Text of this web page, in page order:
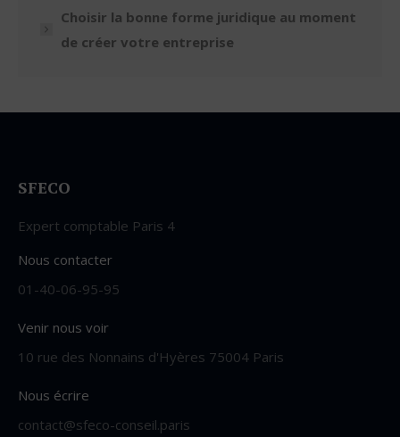
Choisir la bonne forme juridique au moment
de créer votre entreprise
SFECO
Expert comptable Paris 4
Nous contacter
01-40-06-95-95
Venir nous voir
10 rue des Nonnains d'Hyères 75004 Paris
Nous écrire
contact@sfeco-conseil.paris